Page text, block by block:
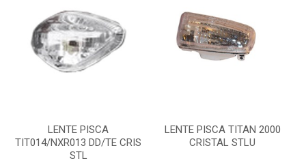
LENTE PISCA
TIT014/NXR013 DD/TE CRIS
STL
LENTE PISCA TITAN 2000
CRISTAL STLU